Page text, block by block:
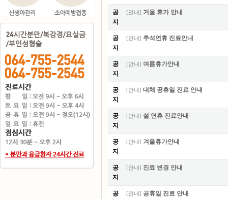
공
지
[안내] 겨울 휴가 안내
공
지
[안내] 추석연휴 진료안내
공
지
[안내] 여름휴가안내
공
지
[안내] 대체 공휴일 진료 안내
공
지
[안내] 설 연휴 진료안내
공
지
[안내] 겨울휴가안내
공
지
[안내] 진료 변경 안내
공
[안내] 공휴일 진료 안내